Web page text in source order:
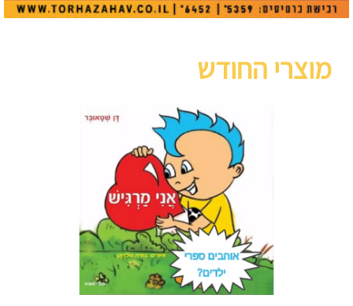
מוצרי החודש